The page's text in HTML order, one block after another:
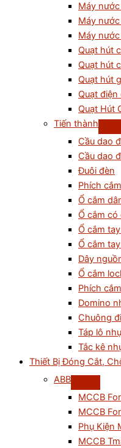
Máy
Máy
Máy
Quạt hút
Quạt hút
Quạt hút
Quạt
Quạt Hút
Tiến thành
Cầu dao
Cầu dao
Đuôi đèn
Phích
Ổ cắm
Ổ cắm có
Ổ cắm
Ổ cắm
Dây
Ổ cắm
Phích
Domino
Chuông
Táp lô
Tắc kê
Thiết Bị Đóng Cắt,
ABB
MCCB
MCCB
Phụ Kiện
MCCB